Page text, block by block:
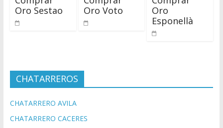
Oro Sestao
Oro Voto
Oro
Esponellà
CHATARREROS
CHATARRERO AVILA
CHATARRERO CACERES